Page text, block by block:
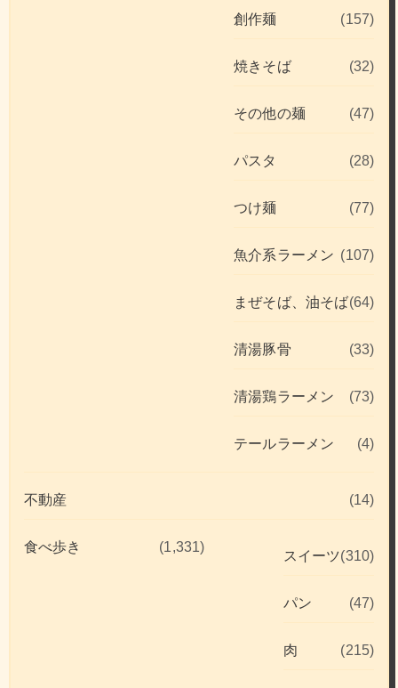
創作麺 (157)
焼きそば (32)
その他の麺 (47)
パスタ (28)
つけ麺 (77)
魚介系ラーメン (107)
まぜそば、油そば(64)
清湯豚骨 (33)
清湯鶏ラーメン (73)
テールラーメン (4)
不動産 (14)
食べ歩き (1,331)
スイーツ(310)
パン (47)
肉 (215)